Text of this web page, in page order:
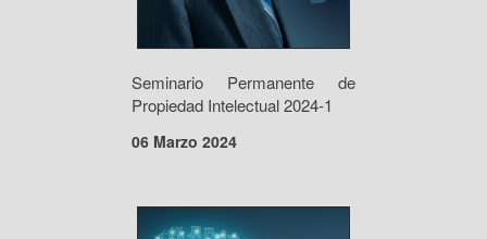
Seminario Permanente de
Propiedad Intelectual 2024-1
06 Marzo 2024